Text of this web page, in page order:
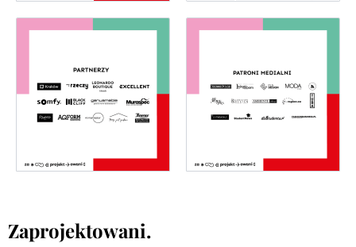
Zaprojektowani.